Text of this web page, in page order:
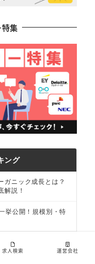
集
ング
ガニック成長とは？
解説！
挙公開！規模別・特
ンサル新卒が知るべ
求人検索 運営会社